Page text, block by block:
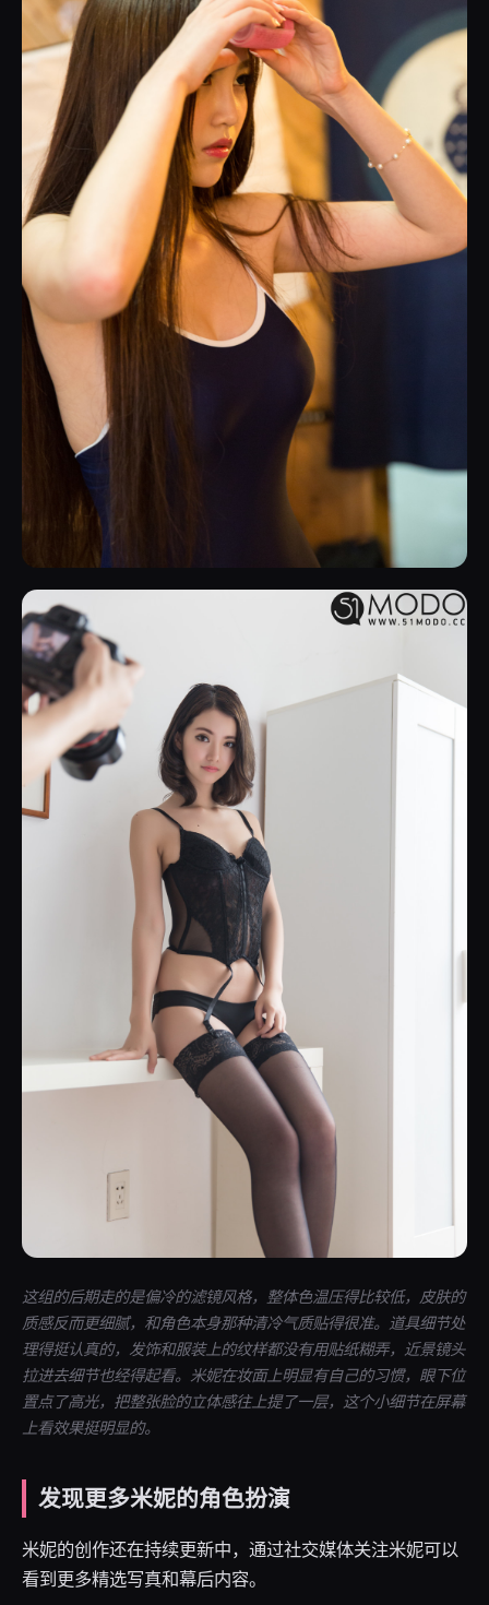
这组的后期走的是偏冷的滤镜风格，整体色温压得比较低，皮肤的
质感反而更细腻，和角色本身那种清冷气质贴得很准。道具细节处
理得挺认真的，发饰和服装上的纹样都没有用贴纸糊弄，近景镜头
拉进去细节也经得起看。米妮在妆面上明显有自己的习惯，眼下位
置点了高光，把整张脸的立体感往上提了一层，这个小细节在屏幕
上看效果挺明显的。
发现更多米妮的角色扮演
米妮的创作还在持续更新中，通过社交媒体关注米妮可以
看到更多精选写真和幕后内容。